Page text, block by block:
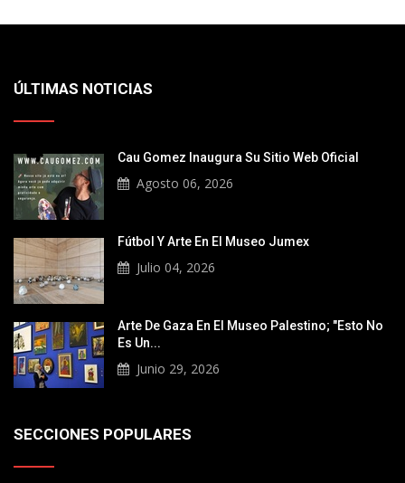
ÚLTIMAS NOTICIAS
Cau Gomez Inaugura Su Sitio Web Oficial
Agosto 06, 2026
Fútbol Y Arte En El Museo Jumex
Julio 04, 2026
Arte De Gaza En El Museo Palestino; "Esto No
Es Un...
Junio 29, 2026
SECCIONES POPULARES